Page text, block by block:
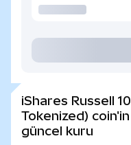
iShares Russell
Tokenized)
güncel kuru